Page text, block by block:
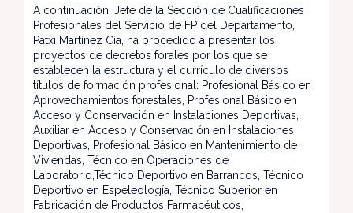
A continuación, Jefe de la Sección de Cualificaciones
Profesionales del Servicio de FP del Departamento,
Patxi Martínez Cía, ha procedido a presentar los
proyectos de decretos forales por los que se
establecen la estructura y el currículo de diversos
títulos de formación profesional: Profesional Básico en
Aprovechamientos forestales, Profesional Básico en
Acceso y Conservación en Instalaciones Deportivas,
Auxiliar en Acceso y Conservación en Instalaciones
Deportivas, Profesional Básico en Mantenimiento de
Viviendas, Técnico en Operaciones de
Laboratorio,Técnico Deportivo en Barrancos, Técnico
Deportivo en Espeleología, Técnico Superior en
Fabricación de Productos Farmacéuticos,